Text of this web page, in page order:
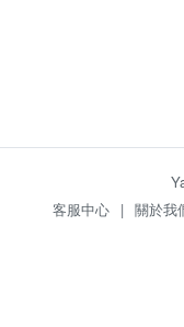
客服中心 | 關於我